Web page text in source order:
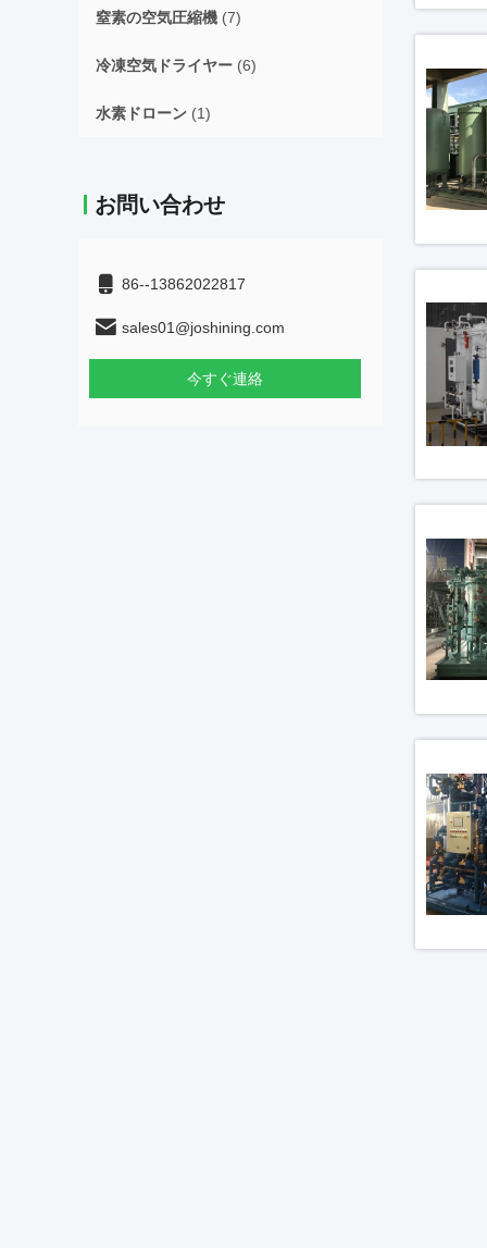
窒素の空気圧縮機 (7)
冷凍空気ドライヤー (6)
水素ドローン (1)
お問い合わせ
86--13862022817
sales01@joshining.com
今すぐ連絡